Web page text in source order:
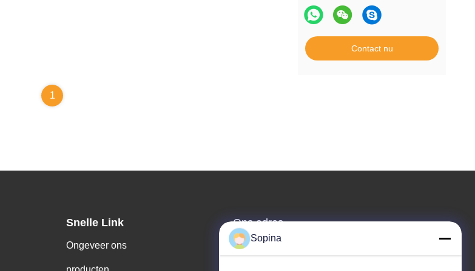
Contact nu
1
Snelle Link
Ongeveer ons
Ons adres
Bedrijfsadres
Sopina